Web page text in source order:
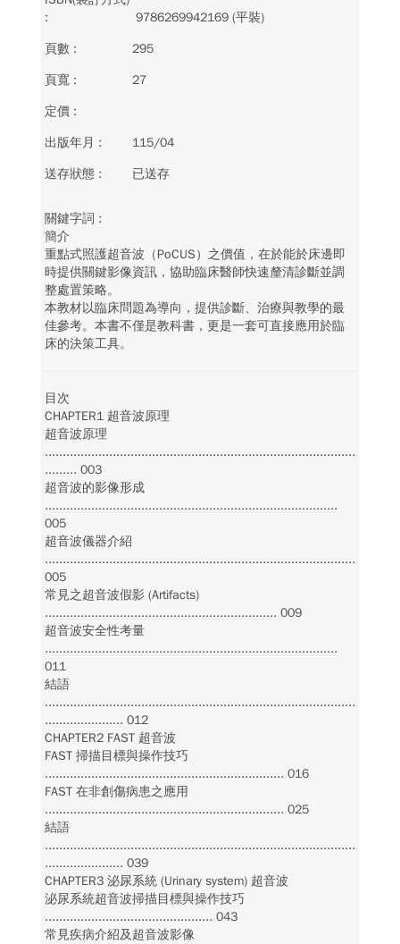
9786269942169 (平裝)
295
27
115/04
已送存
簡介
重點式照護超音波（PoCUS）之價值，在於能於床邊即
時提供關鍵影像資訊，協助臨床醫師快速釐清診斷並調
整處置策略。
本教材以臨床問題為導向，提供診斷、治療與教學的最
佳參考。本書不僅是教科書，更是一套可直接應用於臨
床的決策工具。
目次
CHAPTER1 超音波原理
超音波原理
.......................................................................................
......... 003
超音波的影像形成
..................................................................................
005
超音波儀器介紹
.......................................................................................
005
常見之超音波假影 (Artifacts)
................................................................. 009
超音波安全性考量
..................................................................................
011
結語
.......................................................................................
...................... 012
CHAPTER2 FAST 超音波
FAST 掃描目標與操作技巧
................................................................... 016
FAST 在非創傷病患之應用
................................................................... 025
結語
.......................................................................................
...................... 039
CHAPTER3 泌尿系統 (Urinary system) 超音波
泌尿系統超音波掃描目標與操作技巧
............................................... 043
常見疾病介紹及超音波影像